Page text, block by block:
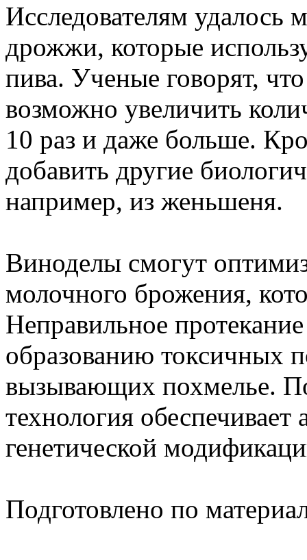
Исследователям удалось
дрожжи, которые
пива. Ученые говорят,
возможно увеличить
10 раз и даже больше.
добавить другие
например, из женьшеня.
Виноделы смогут
молочного брожения,
Неправильное
образованию токсичных
вызывающих похмелье.
технология
генетической
Подготовлено по